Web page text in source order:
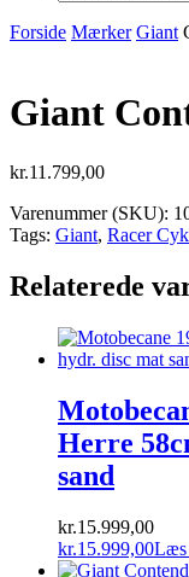
Forside Mærker Giant
Giant
kr.11.799,00
Varenummer (SKU):
Tags: Giant, Racer
Relaterede
Herre
sand
kr.15.999,00
kr.15.999,00Læs